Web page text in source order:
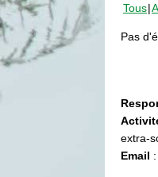
Tous
Pas
extra-
Email